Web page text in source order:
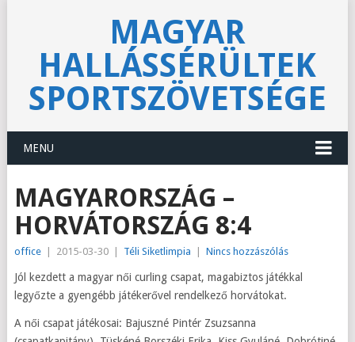
MAGYAR
HALLÁSSÉRÜLTEK
SPORTSZÖVETSÉGE
MENU
MAGYARORSZÁG –
HORVÁTORSZÁG 8:4
office 2015-03-30 Téli Siketlimpia Nincs hozzászólás
Jól kezdett a magyar női curling csapat, magabiztos játékkal
legyőzte a gyengébb játékerővel rendelkező horvátokat.
A női csapat játékosai: Bajuszné Pintér Zsuzsanna